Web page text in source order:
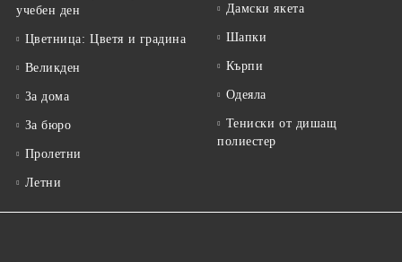
учебен ден
Цветница: Цветя и градина
Великден
За дома
За бюро
Пролетни
Летни
Дамски якета
Шапки
Кърпи
Одеяла
Тениски от дишащ
полиестер